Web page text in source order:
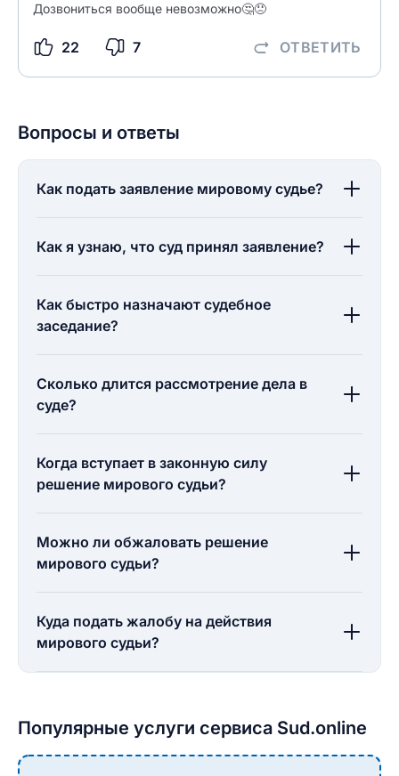
Дозвониться вообще невозможно🤔😠
22 7 ОТВЕТИТЬ
Вопросы и ответы
Как подать заявление мировому судье?
Как я узнаю, что суд принял заявление?
Как быстро назначают судебное
заседание?
Сколько длится рассмотрение дела в
суде?
Когда вступает в законную силу
решение мирового судьи?
Можно ли обжаловать решение
мирового судьи?
Куда подать жалобу на действия
мирового судьи?
Популярные услуги сервиса Sud.online